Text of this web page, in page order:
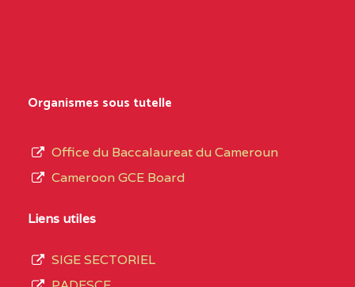
CENTRE
COLLEGE PRIVE LAIC
SAINT MICHEL
CENTRE
du
de
Organismes sous tutelle
Office du Baccalaureat du Cameroun
Cameroon GCE Board
Liens utiles
SIGE SECTORIEL